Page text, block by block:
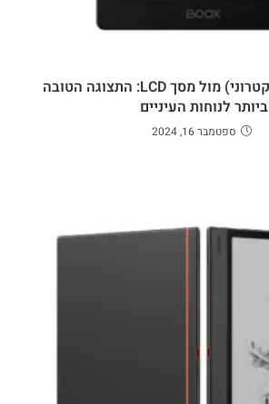
ePaper (דיו אלקטרוני) מול מסך LCD: התצוגה הטובה
ביותר לנוחות העיניים
ספטמבר 16, 2024